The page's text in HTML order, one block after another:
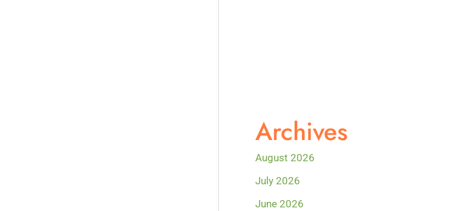
Archives
August 2026
July 2026
June 2026